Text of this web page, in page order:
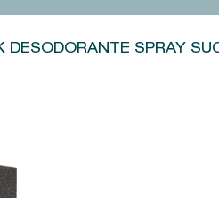
DESODORANTE SPRAY